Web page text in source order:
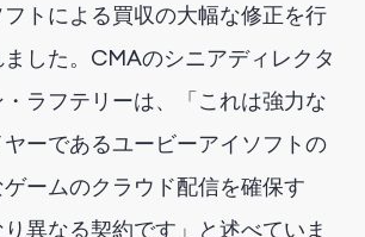
トによる買収の大幅な修正を行
した。CMAのシニアディレクタ
ラフテリーは、「これは強力な
ーであるユービーアイソフトの
ームのクラウド配信を確保す
異なる契約です」と述べていま